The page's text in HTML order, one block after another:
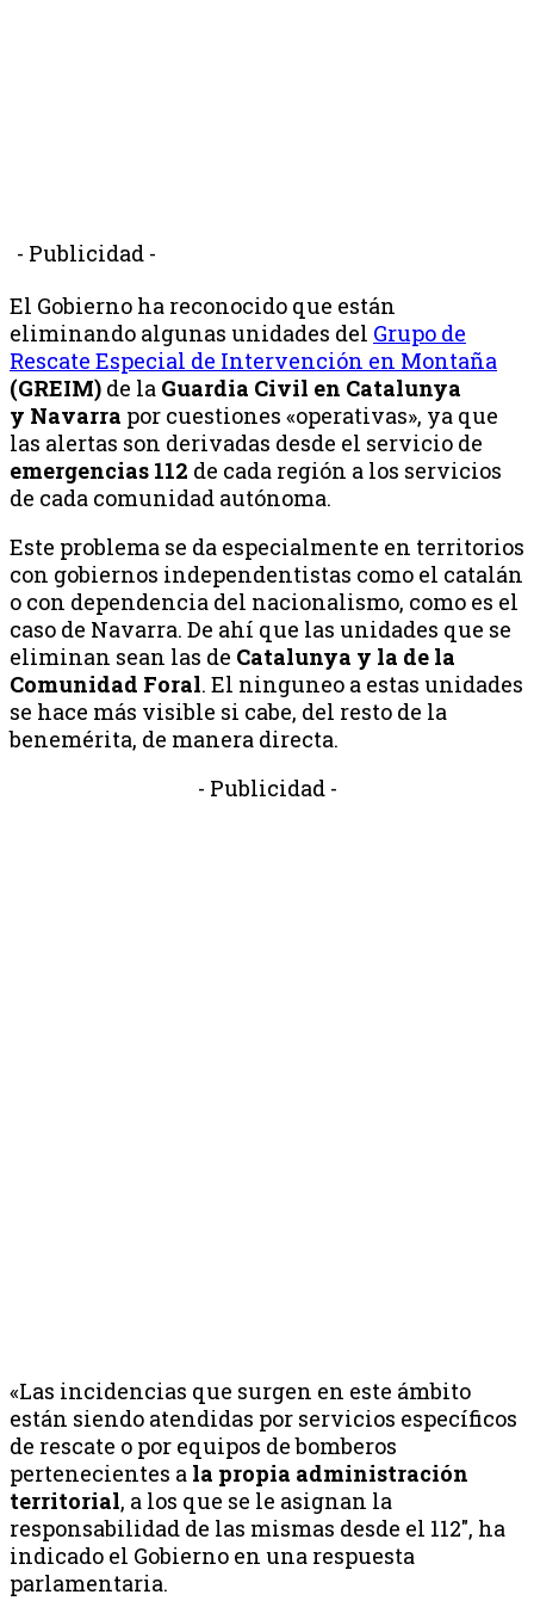
- Publicidad -
El Gobierno ha reconocido que están
eliminando algunas unidades del Grupo de
Rescate Especial de Intervención en Montaña
(GREIM) de la Guardia Civil en Catalunya
y Navarra por cuestiones «operativas», ya que
las alertas son derivadas desde el servicio de
emergencias 112 de cada región a los servicios
de cada comunidad autónoma.
Este problema se da especialmente en territorios
con gobiernos independentistas como el catalán
o con dependencia del nacionalismo, como es el
caso de Navarra. De ahí que las unidades que se
eliminan sean las de Catalunya y la de la
Comunidad Foral. El ninguneo a estas unidades
se hace más visible si cabe, del resto de la
benemérita, de manera directa.
- Publicidad -
«Las incidencias que surgen en este ámbito
están siendo atendidas por servicios específicos
de rescate o por equipos de bomberos
pertenecientes a la propia administración
territorial, a los que se le asignan la
responsabilidad de las mismas desde el 112″, ha
indicado el Gobierno en una respuesta
parlamentaria.